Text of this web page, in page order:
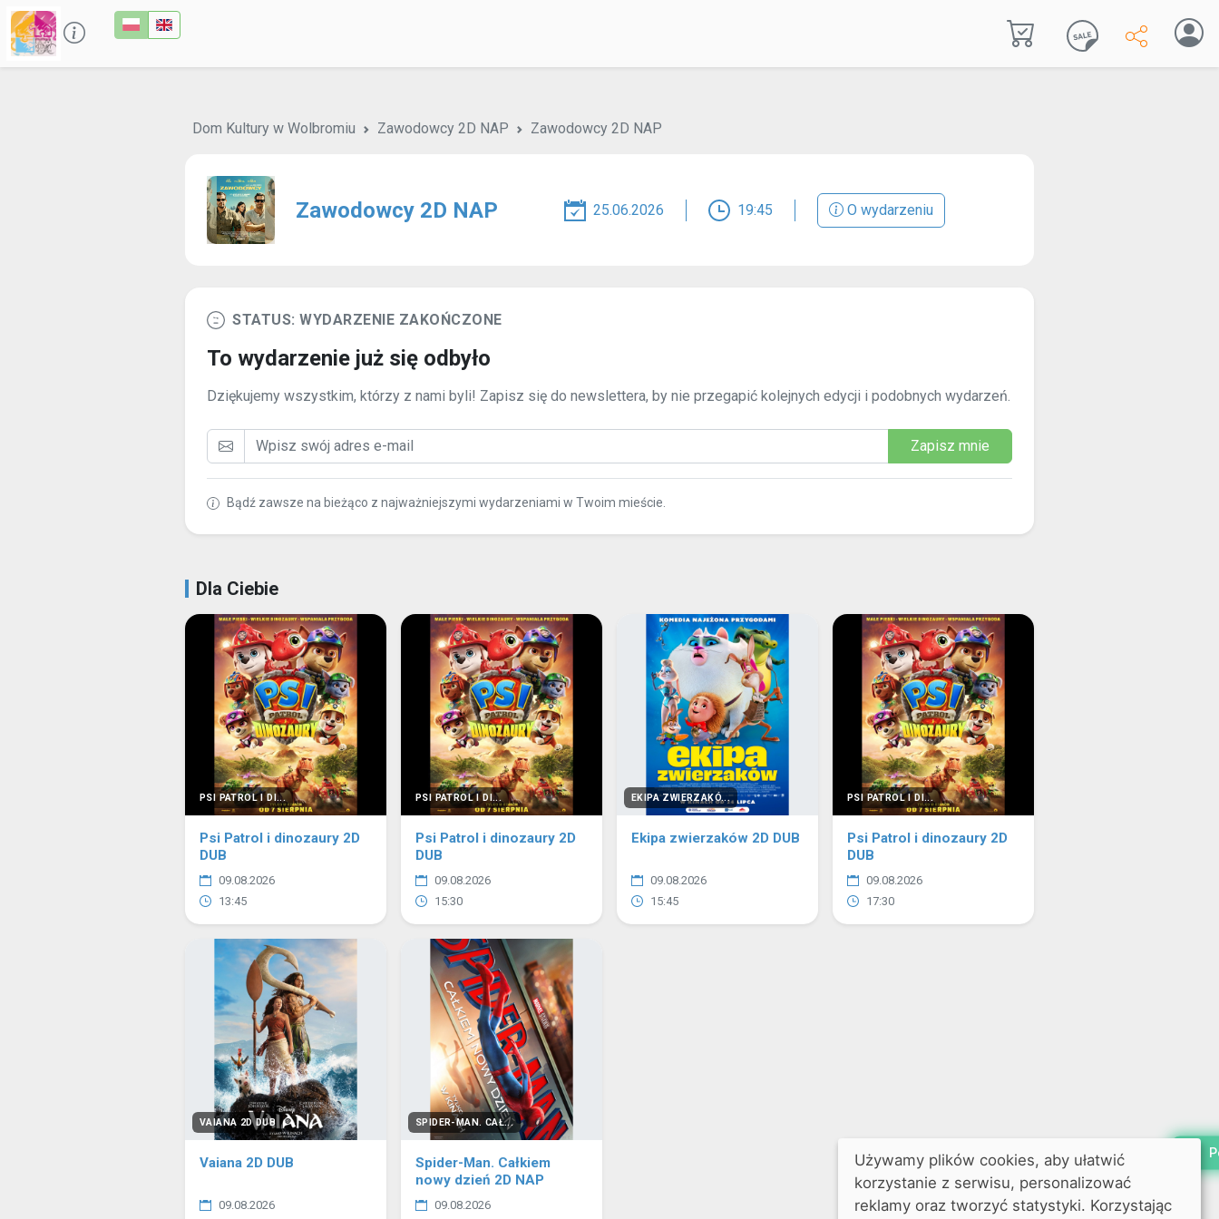
Dom Kultury w Wolbromiu Zawodowcy 2D NAP Zawodowcy 2D NAP
Zawodowcy 2D NAP 25.06.2026 19:45 O wydarzeniu
STATUS: WYDARZENIE ZAKOŃCZONE
To wydarzenie już się odbyło
Dziękujemy wszystkim, którzy z nami byli! Zapisz się do newslettera, by nie przegapić kolejnych edycji i podobnych wydarzeń.
Zapisz mnie
Bądź zawsze na bieżąco z najważniejszymi wydarzeniami w Twoim mieście.
Dla Ciebie
PSI PATROL I DI...
Psi Patrol i dinozaury 2D
DUB
09.08.2026
13:45
PSI PATROL I DI...
Psi Patrol i dinozaury 2D
DUB
09.08.2026
15:30
EKIPA ZWIERZAKÓ...
Ekipa zwierzaków 2D DUB
09.08.2026
15:45
PSI PATROL I DI...
Psi Patrol i dinozaury 2D
DUB
09.08.2026
17:30
VAIANA 2D DUB
Vaiana 2D DUB
09.08.2026
SPIDER-MAN. CAŁ...
Spider-Man. Całkiem
nowy dzień 2D NAP
09.08.2026
Używamy plików cookies, aby ułatwić
korzystanie z serwisu, personalizować
reklamy oraz tworzyć statystyki. Korzystając